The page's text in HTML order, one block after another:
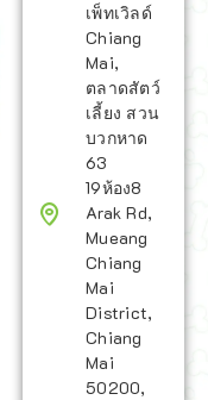
เพ็ทเวิลด์
Chiang
Mai,
ตลาดสัตว์
เลี้ยง สวน
บวกหาด
63
19ห้อง8
Arak Rd,
Mueang
Chiang
Mai
District,
Chiang
Mai
50200,